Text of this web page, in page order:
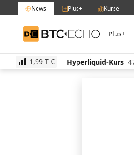
News Plus+ Kurse
BTC-ECHO Plus+
1,99 T €
€ 0.00% Hyperliquid-Kurs 47,40